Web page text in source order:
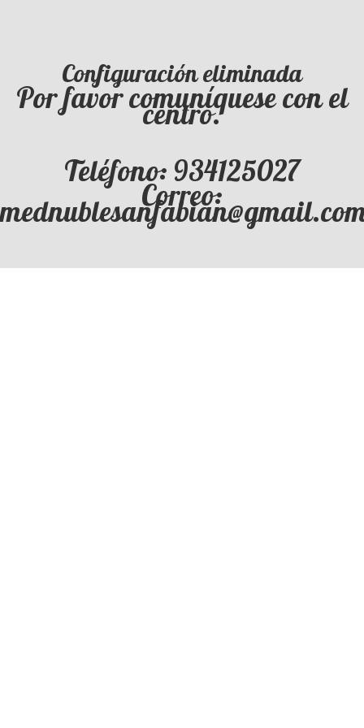
Configuración eliminada
Por favor comuníquese con el
centro.
Teléfono: 934125027
Correo: